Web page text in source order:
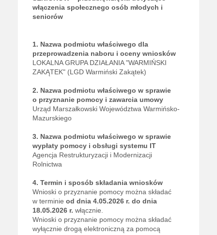
włączenia społecznego osób młodych i
seniorów
1. Nazwa podmiotu właściwego dla
przeprowadzenia naboru i oceny wniosków
LOKALNA GRUPA DZIAŁANIA "WARMIŃSKI
ZAKĄTEK" (LGD Warmiński Zakątek)
2. Nazwa podmiotu właściwego w sprawie
o przyznanie pomocy i zawarcia umowy
Urząd Marszałkowski Województwa Warmińsko-
Mazurskiego
3. Nazwa podmiotu właściwego w sprawie
wypłaty pomocy i obsługi systemu IT
Agencja Restrukturyzacji i Modernizacji
Rolnictwa
4. Termin i sposób składania wniosków
Wnioski o przyznanie pomocy można składać
w terminieod dnia 4.05.2026 r. do dnia
18.05.2026 r. włącznie.
Wnioski o przyznanie pomocy można składać
wyłącznie drogą elektroniczną za pomocą